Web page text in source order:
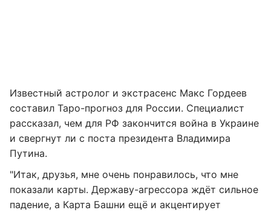
Известный астролог и экстрасенс Макс Гордеев
составил Таро-прогноз для России. Специалист
рассказал, чем для РФ закончится война в Украине
и свергнут ли с поста президента Владимира
Путина.
"Итак, друзья, мне очень понравилось, что мне
показали карты. Державу-агрессора ждёт сильное
падение, а Карта Башни ещё и акцентирует